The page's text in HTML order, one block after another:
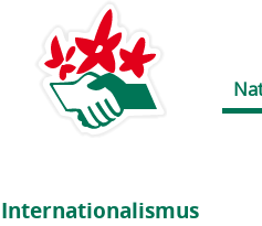
Internationalismus